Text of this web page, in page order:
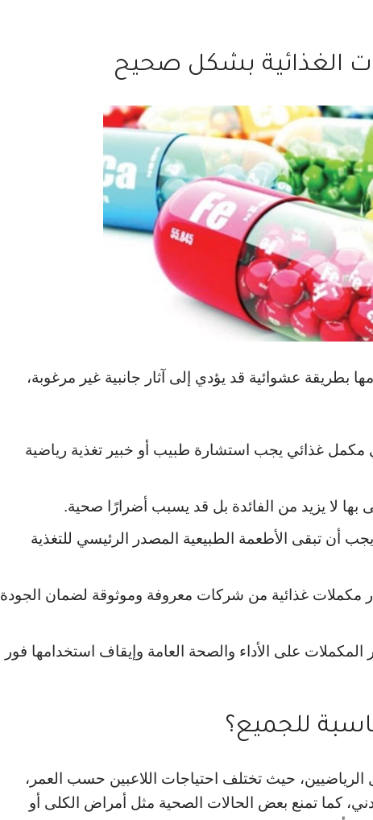
الغذائية بشكل صحيح
بطريقة عشوائية قد يؤدي إلى آثار جانبية غير مرغوبة،
مكمل غذائي يجب استشارة طبيب أو خبير تغذية رياضية
بها لا يزيد من الفائدة بل قد يسبب أضرارًا صحية.
أن تبقى الأطعمة الطبيعية المصدر الرئيسي للتغذية
مكملات غذائية من شركات معروفة وموثوقة لضمان الجودة
المكملات على الأداء والصحة العامة وإيقاف استخدامها فور
للجميع؟
حيث تختلف احتياجات اللاعبين حسب العمر،
كما تمنع بعض الحالات الصحية مثل أمراض الكلى أو